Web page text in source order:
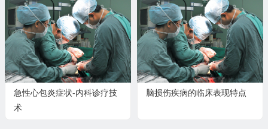
急性心包炎症状-内科诊疗技
术
脑损伤疾病的临床表现特点